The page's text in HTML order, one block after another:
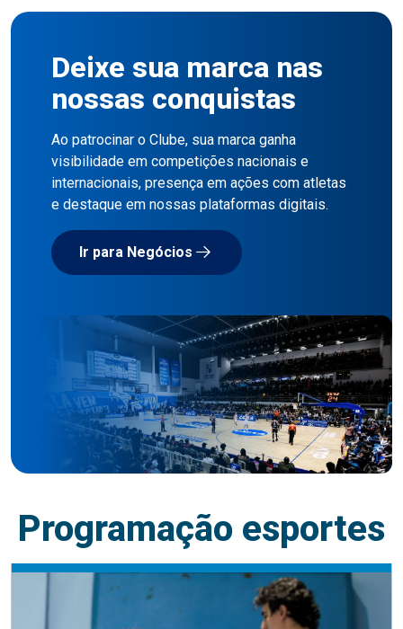
Deixe sua marca nas
nossas conquistas
Ao patrocinar o Clube, sua marca ganha
visibilidade em competições nacionais e
internacionais, presença em ações com atletas
e destaque em nossas plataformas digitais.
Ir para Negócios
Programação esportes